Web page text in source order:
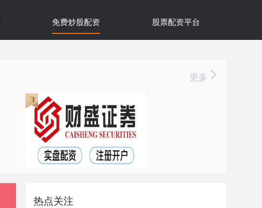
免费炒股配资 股票配资平台
更多
热点关注